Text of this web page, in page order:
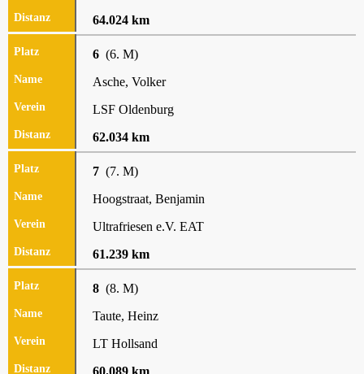
64.024 km
6 (6. M)
Asche, Volker
LSF Oldenburg
62.034 km
7 (7. M)
Hoogstraat, Benjamin
Ultrafriesen e.V. EAT
61.239 km
8 (8. M)
Taute, Heinz
LT Hollsand
60.089 km